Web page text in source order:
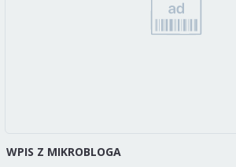
WPIS Z MIKROBLOGA